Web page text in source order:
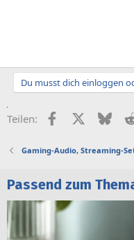
Du musst dich einloggen
Teilen: FacebookX (Twitter)
Gaming-Audio, Streaming-
Passend zum